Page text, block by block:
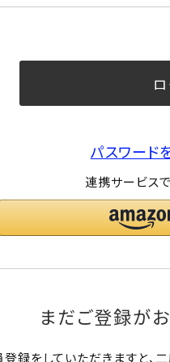
須)
パスワード
連携サービス
まだご登録が
録をしていただきますと、